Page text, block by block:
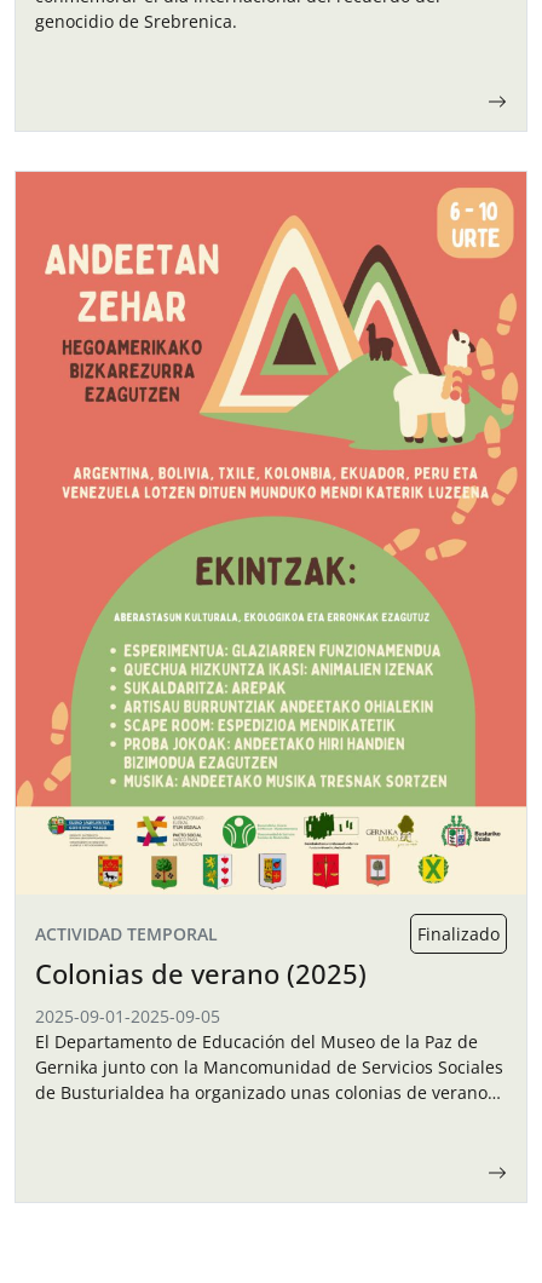
genocidio de Srebrenica.
ACTIVIDAD TEMPORAL Finalizado
Colonias de verano (2025)
2025-09-01-2025-09-05
El Departamento de Educación del Museo de la Paz de
Gernika junto con la Mancomunidad de Servicios Sociales
de Busturialdea ha organizado unas colonias de verano